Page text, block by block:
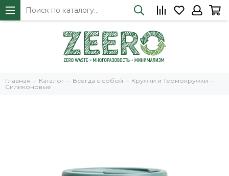
Главная Каталог Всегда с собой
Кружки и Термокружки
Силиконовые